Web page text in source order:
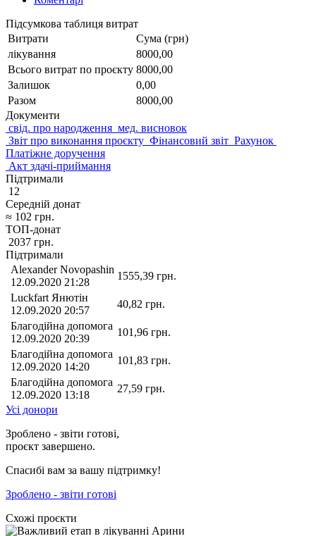
Підсумкова таблиця витрат
Витрати
Сума (грн)
лікування
8000,00
Всього витрат по проєкту 8000,00
Залишок
0,00
Разом
8000,00
Документи
свід. про народження мед. висновок
Звіт про виконання проєкту Фінансовий звіт Рахунок
Платіжне доручення
Акт здачі-приймання
Підтримали
12
Середній донат
≈ 102 грн.
ТОП-донат
2037 грн.
Підтримали
Alexander Novopashin
12.09.2020 21:28
1555,39 грн.
Luckfart Янютін
12.09.2020 20:57
40,82 грн.
Благодійна допомога
12.09.2020 20:39
101,96 грн.
Благодійна допомога
12.09.2020 14:20
101,83 грн.
Благодійна допомога
12.09.2020 13:18
27,59 грн.
Усі донори
Зроблено - звіти готові,
проєкт завершено.
Спасибі вам за вашу підтримку!
Зроблено - звіти готові
Схожі проєкти